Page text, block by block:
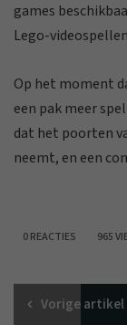
games
Lego-
Op het moment
een pak meer
dat het poorten
neemt, en een
0 REACTIES 965
Vorigeartikel